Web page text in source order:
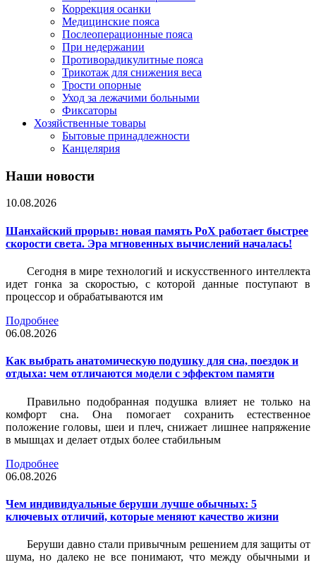
Коррекция осанки
Медицинские пояса
Послеоперационные пояса
При недержании
Противорадикулитные пояса
Трикотаж для снижения веса
Трости опорные
Уход за лежачими больными
Фиксаторы
Хозяйственные товары
Бытовые принадлежности
Канцелярия
Наши новости
10.08.2026
Шанхайский прорыв: новая память PoX работает быстрее
скорости света. Эра мгновенных вычислений началась!
Сегодня в мире технологий и искусственного интеллекта
идет гонка за скоростью, с которой данные поступают в
процессор и обрабатываются им
Подробнее
06.08.2026
Как выбрать анатомическую подушку для сна, поездок и
отдыха: чем отличаются модели с эффектом памяти
Правильно подобранная подушка влияет не только на
комфорт сна. Она помогает сохранить естественное
положение головы, шеи и плеч, снижает лишнее напряжение
в мышцах и делает отдых более стабильным
Подробнее
06.08.2026
Чем индивидуальные беруши лучше обычных: 5
ключевых отличий, которые меняют качество жизни
Беруши давно стали привычным решением для защиты от
шума, но далеко не все понимают, что между обычными и